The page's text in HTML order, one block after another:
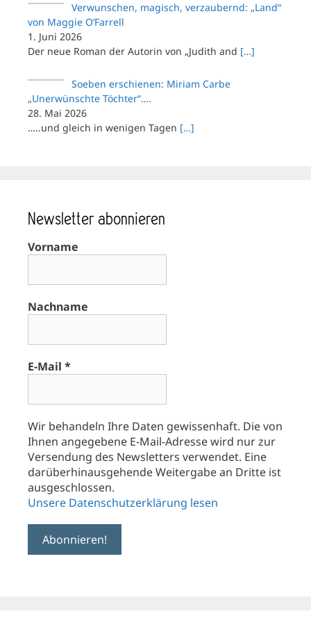
Verwunschen, magisch, verzaubernd: „Land“
von Maggie O’Farrell
1. Juni 2026
Der neue Roman der Autorin von „Judith and […]
Soeben erschienen: Miriam Carbe
„Unerwünschte Töchter“….
28. Mai 2026
…..und gleich in wenigen Tagen […]
Newsletter abonnieren
Vorname
Nachname
E-Mail *
Wir behandeln Ihre Daten gewissenhaft. Die von
Ihnen angegebene E-Mail-Adresse wird nur zur
Versendung des Newsletters verwendet. Eine
darüberhinausgehende Weitergabe an Dritte ist
ausgeschlossen.
Unsere Datenschutzerklärung lesen